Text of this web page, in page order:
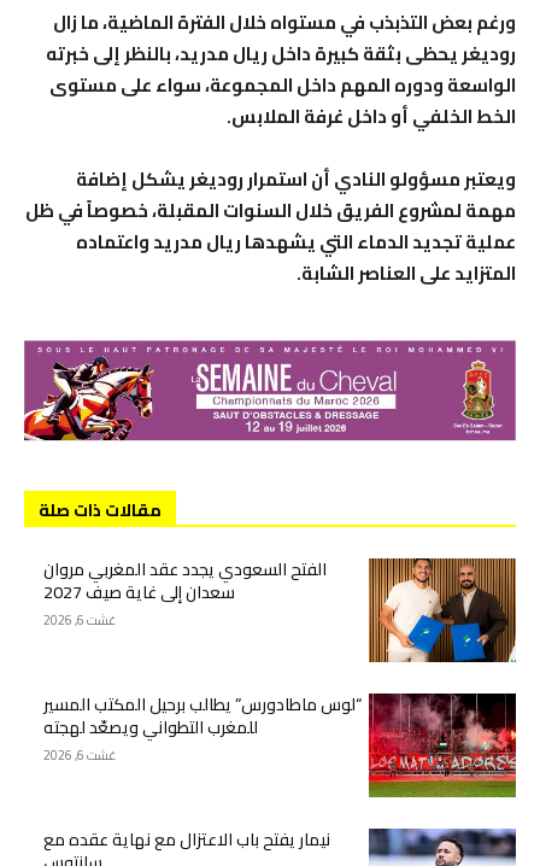
ورغم بعض التذبذب في مستواه خلال الفترة الماضية، ما زال
روديغر يحظى بثقة كبيرة داخل ريال مدريد، بالنظر إلى خبرته
الواسعة ودوره المهم داخل المجموعة، سواء على مستوى
الخط الخلفي أو داخل غرفة الملابس.
ويعتبر مسؤولو النادي أن استمرار روديغر يشكل إضافة
مهمة لمشروع الفريق خلال السنوات المقبلة، خصوصاً في ظل
عملية تجديد الدماء التي يشهدها ريال مدريد واعتماده
المتزايد على العناصر الشابة.
مقالات ذات صلة
الفتح السعودي يجدد عقد المغربي مروان
سعدان إلى غاية صيف 2027
غشت 6, 2026
“لوس ماطادورس” يطالب برحيل المكتب المسير
للمغرب التطواني ويصعّد لهجته
غشت 6, 2026
نيمار يفتح باب الاعتزال مع نهاية عقده مع